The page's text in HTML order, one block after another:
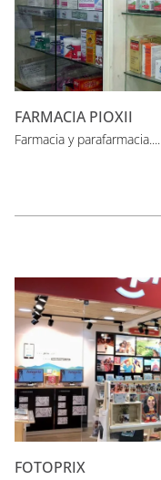
FARMACIA PIOXII
Farmacia y parafarmacia....
FOTOPRIX